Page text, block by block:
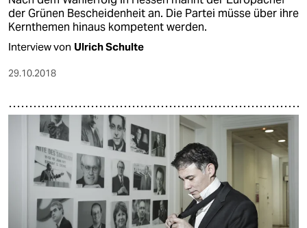
der Grünen Bescheidenheit an. Die Partei müsse über ihre
Kernthemen hinaus kompetent werden.
Interview von Ulrich Schulte
29.10.2018